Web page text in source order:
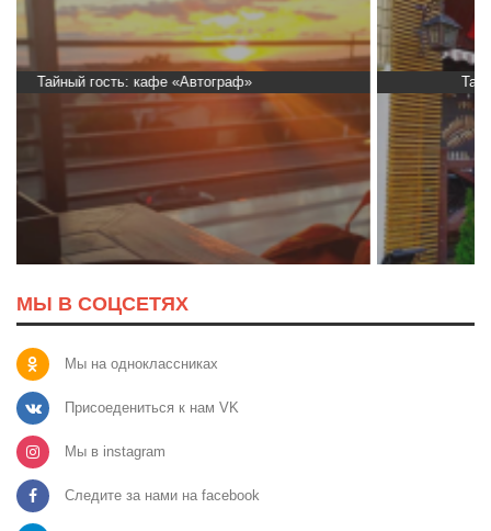
Тайный гость: Ресторан “Папараць Кветка”
МЫ В СОЦСЕТЯХ
Мы на одноклассниках
Присоедениться к нам VK
Мы в instagram
Следите за нами на facebook